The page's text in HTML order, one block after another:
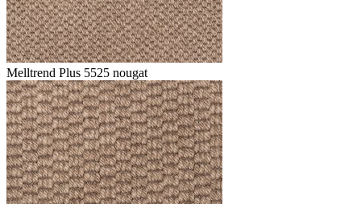
Melltrend Plus 5525 nougat